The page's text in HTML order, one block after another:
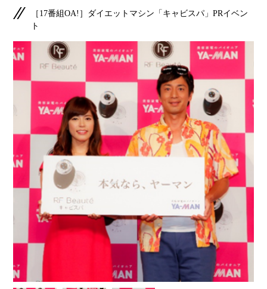
［17番組OA!］ダイエットマシン「キャビスパ」PRイベン
ト